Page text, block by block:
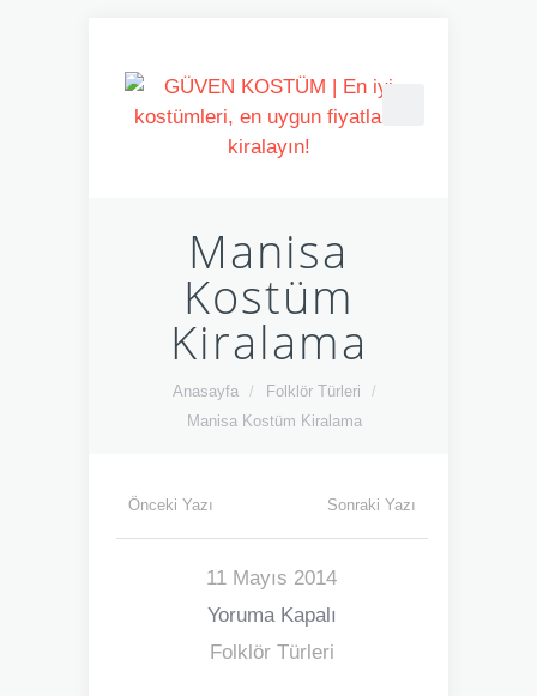
Manisa
Kostüm
Kiralama
Anasayfa / Folklör Türleri
/
Manisa Kostüm Kiralama
Önceki Yazı Sonraki Yazı
11 Mayıs 2014
Yoruma Kapalı
Folklör Türleri